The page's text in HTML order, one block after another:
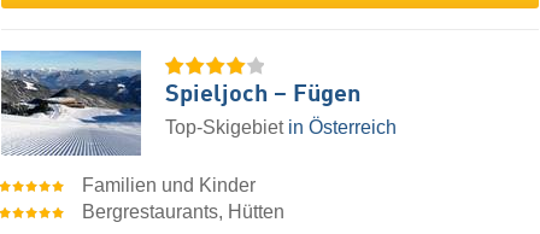
Spieljoch – Fügen
Top-Skigebiet in Österreich
Familien und Kinder
Bergrestaurants, Hütten